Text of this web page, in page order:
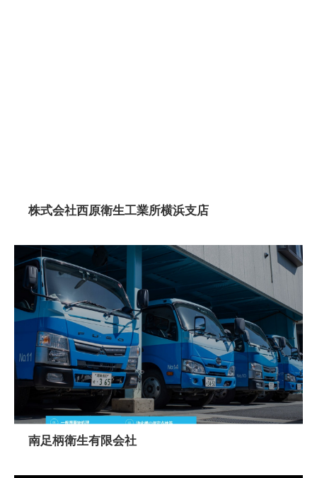
株式会社西原衛生工業所横浜支店
南足柄衛生有限会社